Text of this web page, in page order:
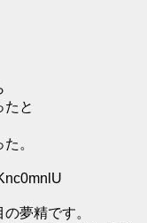
たと
。
夢精です。